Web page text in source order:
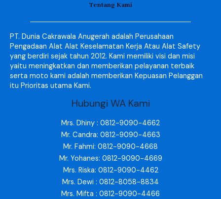
Tentang Kami
PT. Dunia Cakrawala Anugerah adalah Perusahaan
Pengadaan Alat Alat Keselamatan Kerja Atau Alat Safety
yang berdiri sejak tahun 2012. Kami memiliki visi dan misi
yaitu meningkatkan dan memberikan pelayanan terbaik
serta moto kami adalah memberikan Kepuasan Pelanggan
itu Prioritas utama Kami.
Hubungi WA Kami
Mrs. Dhiny : 0812-9090-4662
Mr. Candra: 0812-9090-4663
Mr. Fahmi: 0812-9090-4668
Mr. Yohanes: 0812-9090-4669
Mrs. Riska: 0812-9090-4462
Mrs. Dewi : 0812-8058-8834
Mrs. Mifta : 0812-9090-4466